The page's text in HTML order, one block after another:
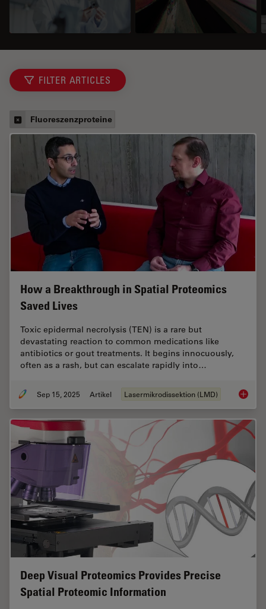
FILTER ARTICLES
Fluoreszenzproteine
How a Breakthrough in Spatial Proteomics
Saved Lives
Toxic epidermal necrolysis (TEN) is a rare but
devastating reaction to common medications like
antibiotics or gout treatments. It begins innocuously,
often as a rash, but can escalate rapidly into…
Sep 15, 2025 Artikel Lasermikrodissektion (LMD) How a
Deep Visual Proteomics Provides Precise
Spatial Proteomic Information